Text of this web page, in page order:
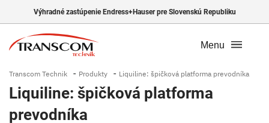
Výhradné zastúpenie Endress+Hauser pre Slovenskú Republiku
Menu
Transcom Technik - Produkty - Liquiline: špičková platforma prevodníka
Liquiline: špičková platforma
prevodníka